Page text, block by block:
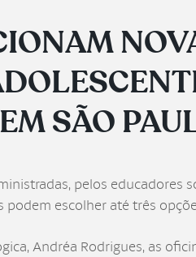
SÃO
pelos educadores
podem escolher até três
Andréa Rodrigues, as